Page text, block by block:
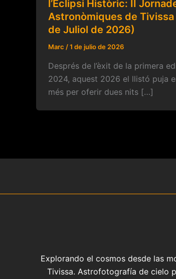
l’Eclipsi Històric: II
Astronòmiques de Tivissa
de Juliol de 2026)
Marc /1 de julio de 2026
Després de l’èxit de la primera
2024, aquest 2026 el llistó puja
més per oferir dues nits […]
Explorando el cosmos desde las
Tivissa. Astrofotografía de cielo